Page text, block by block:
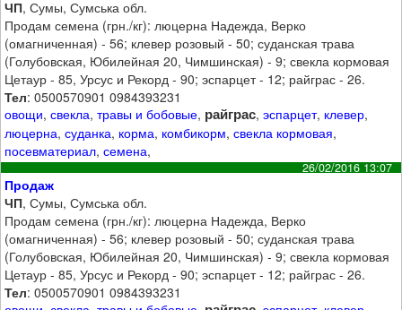
ЧП, Сумы, Сумська обл.
Продам семена (грн./кг): люцерна Надежда, Верко
(омагниченная) - 56; клевер розовый - 50; суданская трава
(Голубовская, Юбилейная 20, Чимшинская) - 9; свекла кормовая
Цетаур - 85, Урсус и Рекорд - 90; эспарцет - 12; райграс - 26.
Тел: 0500570901 0984393231
овощи,свекла,травы и бобовые, райграс,эспарцет, клевер,
люцерна,суданка, корма, комбикорм,свекла кормовая,
посевматериал,семена,
26/02/2016 13:07
Продаж
ЧП, Сумы, Сумська обл.
Продам семена (грн./кг): люцерна Надежда, Верко
(омагниченная) - 56; клевер розовый - 50; суданская трава
(Голубовская, Юбилейная 20, Чимшинская) - 9; свекла кормовая
Цетаур - 85, Урсус и Рекорд - 90; эспарцет - 12; райграс - 26.
Тел: 0500570901 0984393231